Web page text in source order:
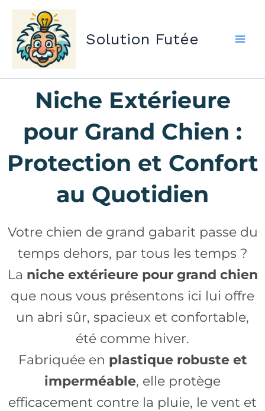
Aller
contenu
Solution Futée
Niche Extérieure
pour Grand Chien :
Protection et Confort
au Quotidien
Votre chien de grand gabarit passe du
temps dehors, par tous les temps ?
La niche extérieure pour grand chien
que nous vous présentons ici lui offre
un abri sûr, spacieux et confortable,
été comme hiver.
Fabriquée en plastique robuste et
imperméable, elle protège
efficacement contre la pluie, le vent et